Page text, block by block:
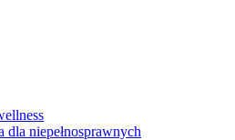
niepełnosprawnych